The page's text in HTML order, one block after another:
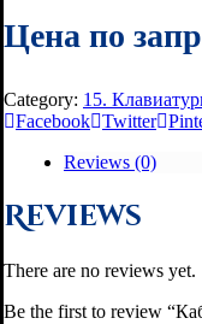
Цена по
Category: 15.
Facebook Twitter
Reviews (0)
Reviews
There are no reviews yet.
Be the first to review